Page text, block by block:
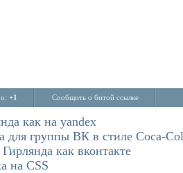
+1 Сообщить о битой ссылке
как на yandex
для группы ВК в стиле Coca-
как вконтакте
на CSS